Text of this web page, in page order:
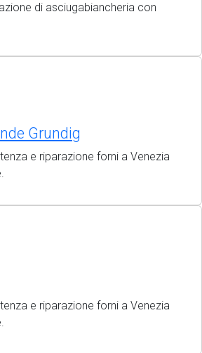
di asciugabiancheria con
Grundig
e riparazione forni a Venezia
e riparazione forni a Venezia